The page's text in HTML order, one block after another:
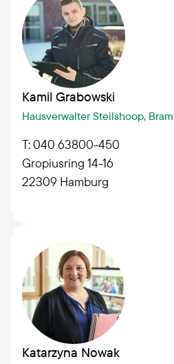
Kamil Grabowski
Hausverwalter Steilshoop,
T: 040 63800-450
Gropiusring 14-16
22309 Hamburg
Katarzyna Nowak